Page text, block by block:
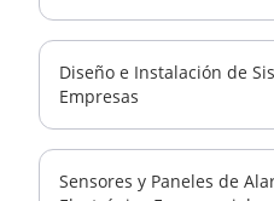
Diseño e Instalación de
Empresas
Sensores y Paneles de